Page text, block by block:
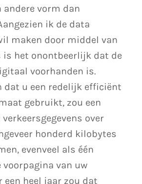
andere vorm dan
ik de data
maken door middel van
het onontbeerlijk dat de
voorhanden is.
dat u een redelijk efficiënt
gebruikt, zou een
over
honderd kilobytes
evenveel als één
voorpagina van uw
een heel jaar zou dat